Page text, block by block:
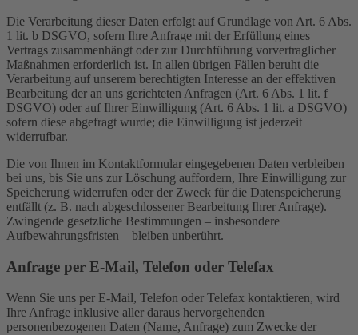
Die Verarbeitung dieser Daten erfolgt auf Grundlage von Art. 6 Abs.
1 lit. b DSGVO, sofern Ihre Anfrage mit der Erfüllung eines
Vertrags zusammenhängt oder zur Durchführung vorvertraglicher
Maßnahmen erforderlich ist. In allen übrigen Fällen beruht die
Verarbeitung auf unserem berechtigten Interesse an der effektiven
Bearbeitung der an uns gerichteten Anfragen (Art. 6 Abs. 1 lit. f
DSGVO) oder auf Ihrer Einwilligung (Art. 6 Abs. 1 lit. a DSGVO)
sofern diese abgefragt wurde; die Einwilligung ist jederzeit
widerrufbar.
Die von Ihnen im Kontaktformular eingegebenen Daten verbleiben
bei uns, bis Sie uns zur Löschung auffordern, Ihre Einwilligung zur
Speicherung widerrufen oder der Zweck für die Datenspeicherung
entfällt (z. B. nach abgeschlossener Bearbeitung Ihrer Anfrage).
Zwingende gesetzliche Bestimmungen – insbesondere
Aufbewahrungsfristen – bleiben unberührt.
Anfrage per E-Mail, Telefon oder Telefax
Wenn Sie uns per E-Mail, Telefon oder Telefax kontaktieren, wird
Ihre Anfrage inklusive aller daraus hervorgehenden
personenbezogenen Daten (Name, Anfrage) zum Zwecke der